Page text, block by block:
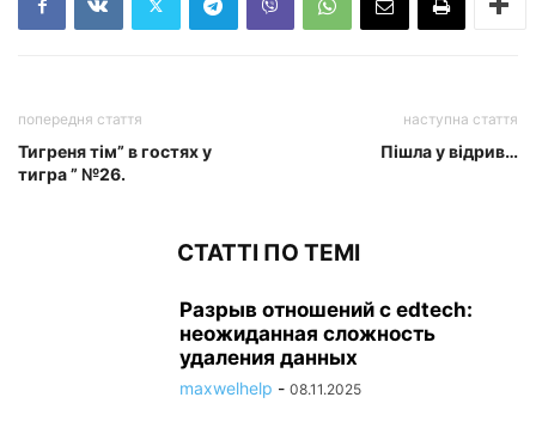
попередня стаття
Тигреня тім” в гостях у
тигра ” №26.
наступна стаття
Пішла у відрив…
СТАТТІ ПО ТЕМІ
Разрыв отношений с edtech:
неожиданная сложность
удаления данных
maxwelhelp - 08.11.2025